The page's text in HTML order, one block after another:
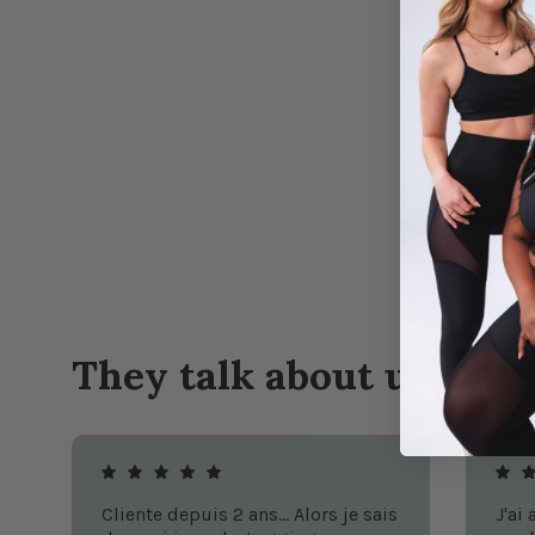
They talk about us
Cliente depuis 2 ans... Alors je sais
J'ai